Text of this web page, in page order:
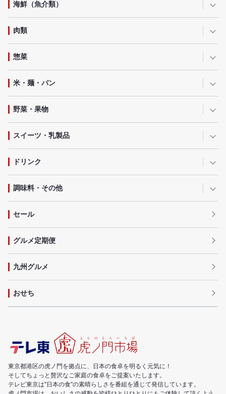
海鮮（魚介類）
肉類
惣菜
米・麺・パン
野菜・果物
スイーツ・乳製品
ドリンク
調味料・その他
セール
グルメ定期便
九州グルメ
おせち
東京都港区の虎ノ門を拠点に、日本の食卓を明るく元気に！
そしてちょっと贅沢なご家庭の食卓をご提案いたします。
テレビ東京は"日本の食"の素晴らしさを番組を通じて発信しています。